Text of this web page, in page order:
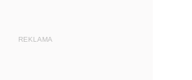
REKLAMA